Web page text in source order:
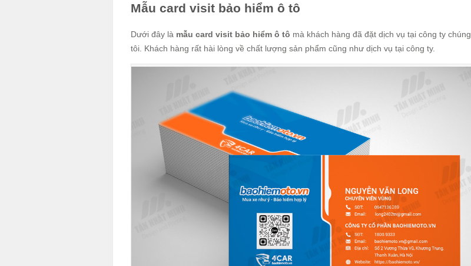
Mẫu card visit bảo hiểm ô tô
Dưới đây là mẫu card visit bảo hiểm ô tô mà khách hàng đã đặt dịch vụ tại công ty chúng
tôi. Khách hàng rất hài lòng về chất lượng sản phẩm cũng như dịch vụ tại công ty.